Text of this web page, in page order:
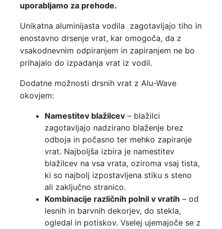
uporabljamo za prehode.
Unikatna aluminijasta vodila zagotavljajo tiho in
enostavno drsenje vrat, kar omogoča, da z
vsakodnevnim odpiranjem in zapiranjem ne bo
prihajalo do izpadanja vrat iz vodil.
Dodatne možnosti drsnih vrat z Alu-Wave
okovjem:
Namestitev blažilcev – blažilci
zagotavljajo nadzirano blaženje brez
odboja in počasno ter mehko zapiranje
vrat. Najboljša izbira je namestitev
blažilcev na vsa vrata, oziroma vsaj tista,
ki so najbolj izpostavljena stiku s steno
ali zaključno stranico.
Kombinacije različnih polnil v vratih – od
lesnih in barvnih dekorjev, do stekla,
ogledal in potiskov. Vselej ujemajoče se z